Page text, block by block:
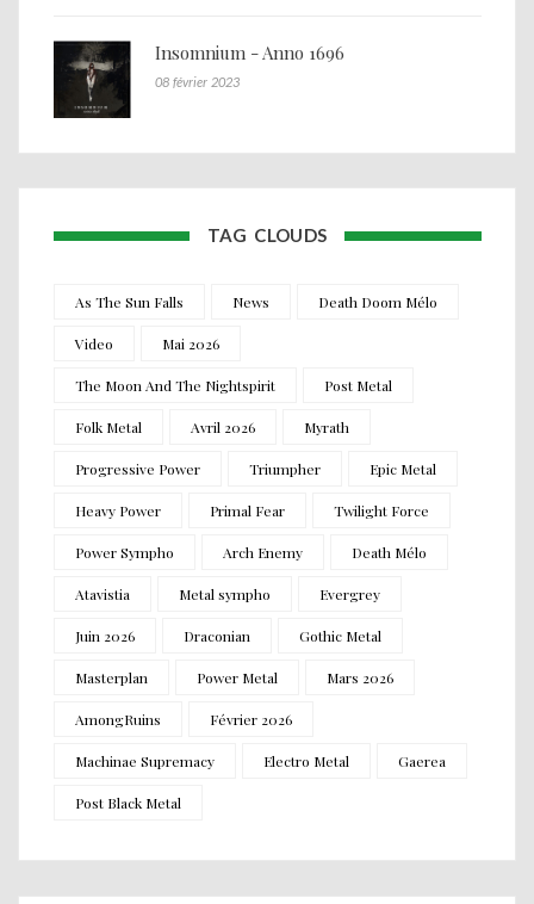
Insomnium - Anno 1696
08 février 2023
TAG CLOUDS
As The Sun Falls News Death Doom Mélo
Video Mai 2026
The Moon And The Nightspirit Post Metal
Folk Metal Avril 2026 Myrath
Progressive Power Triumpher Epic Metal
Heavy Power Primal Fear Twilight Force
Power Sympho Arch Enemy Death Mélo
Atavistia Metal sympho Evergrey
Juin 2026 Draconian Gothic Metal
Masterplan Power Metal Mars 2026
AmongRuins Février 2026
Machinae Supremacy Electro Metal Gaerea
Post Black Metal